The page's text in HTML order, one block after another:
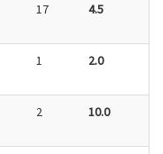
17 4.5
1 2.0
2 10.0